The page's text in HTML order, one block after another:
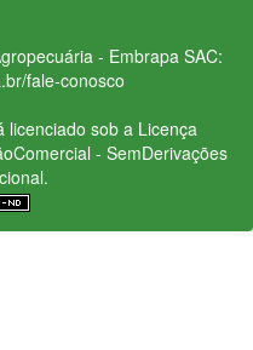
- Embrapa SAC:
fale-conosco
sob a Licença
- SemDerivações